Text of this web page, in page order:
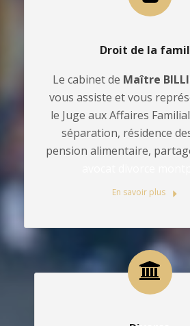
Droit de la
Le cabinet de Maître
vous assiste et vous
le Juge aux Affaires
séparation, résidence
pension alimentaire,
En savoir plus